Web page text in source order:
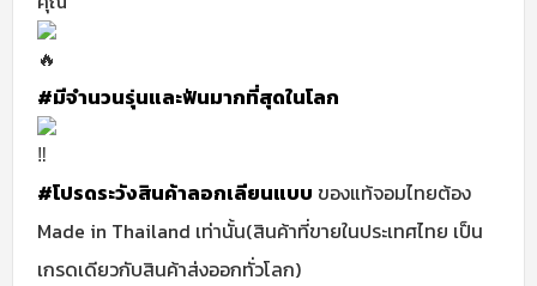
#มีจำนวนรุ่นและฟันมากที่สุดในโลก
#โปรดระวังสินค้าลอกเลียนแบบ ของแท้จอมไทยต้อง
Made in Thailand เท่านั้น(สินค้าที่ขายในประเทศไทย เป็น
เกรดเดียวกับสินค้าส่งออกทั่วโลก)